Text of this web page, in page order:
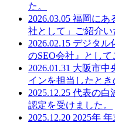
た。
2026.03.05 福岡にあ
社として」ご紹介い
2026.02.15 デジタル
のSEO会社』として
2026.01.31 大阪市中
インを担当したとき
2025.12.25 代表の白
認定を受けました。
2025.12.20 2025年